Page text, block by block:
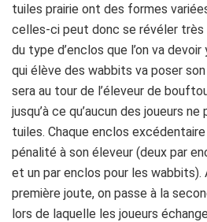
tuiles prairie ont des formes
celles-ci peut donc se révéler
du type d’enclos que l’on va
qui élève des wabbits va poser
sera au tour de l’éleveur de
jusqu’à ce qu’aucun des joueurs
tuiles. Chaque enclos
pénalité à son éleveur (deux par
et un par enclos pour les wabbits).
première joute, on passe à la
lors de laquelle les joueurs